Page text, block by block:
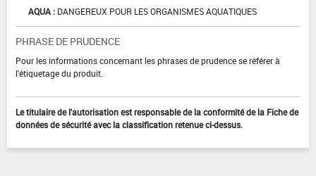
AQUA : DANGEREUX POUR LES ORGANISMES AQUATIQUES
PHRASE DE PRUDENCE
Pour les informations concernant les phrases de prudence se référer à
l'étiquetage du produit.
Le titulaire de l'autorisation est responsable de la conformité de la Fiche de
données de sécurité avec la classification retenue ci-dessus.